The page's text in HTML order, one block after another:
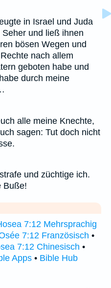
in Israel und Juda
und ließ ihnen
bösen Wegen und
nach allem
geboten habe und
durch meine
alle meine Knechte,
sagen: Tut doch nicht
und züchtige ich.
Buße!
7:12 Mehrsprachig
7:12 Französisch •
7:12 Chinesisch •
Apps • Bible Hub